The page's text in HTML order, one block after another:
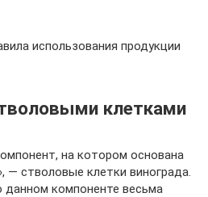
использования продукции
клетками
на котором основана
— стволовые клетки винограда.
компоненте весьма